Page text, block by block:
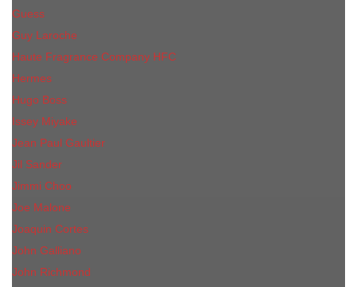
Guess
Guy Laroche
Haute Fragrance Company HFC
Hermes
Hugo Boss
Issey Miyake
Jean Paul Gaultier
Jil Sander
Jimmi Choo
Jое Malоnе
Joaquin Cortes
John Galliano
John Richmond